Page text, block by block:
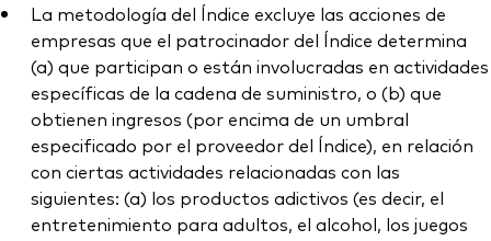
La metodología del Índice excluye las acciones de
empresas que el patrocinador del Índice determina
(a) que participan o están involucradas en actividades
específicas de la cadena de suministro, o (b) que
obtienen ingresos (por encima de un umbral
especificado por el proveedor del Índice), en relación
con ciertas actividades relacionadas con las
siguientes: (a) los productos adictivos (es decir, el
entretenimiento para adultos, el alcohol, los juegos